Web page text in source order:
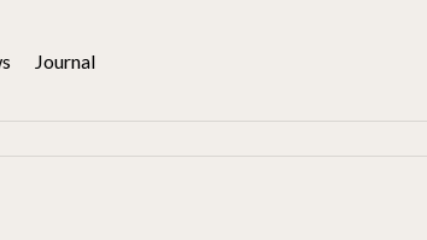
Journal